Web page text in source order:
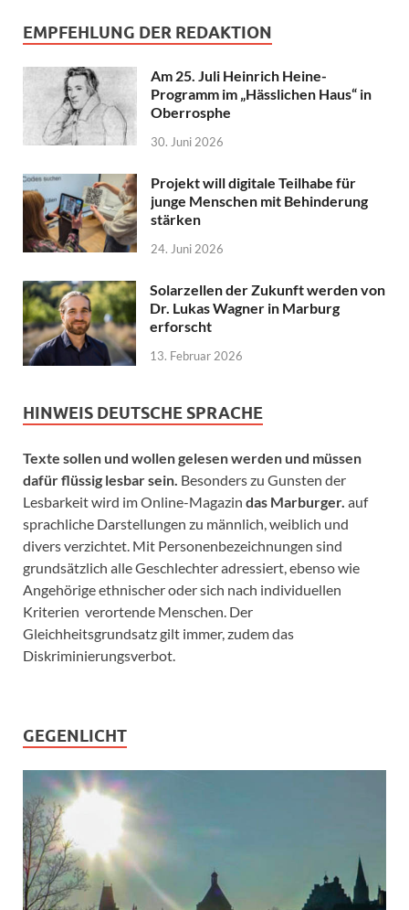
EMPFEHLUNG DER REDAKTION
Am 25. Juli Heinrich Heine-
Programm im „Hässlichen Haus“ in
Oberrosphe
30. Juni 2026
Projekt will digitale Teilhabe für
junge Menschen mit Behinderung
stärken
24. Juni 2026
Solarzellen der Zukunft werden von
Dr. Lukas Wagner in Marburg
erforscht
13. Februar 2026
HINWEIS DEUTSCHE SPRACHE
Texte sollen und wollen gelesen werden und müssen
dafür flüssig lesbar sein. Besonders zu Gunsten der
Lesbarkeit wird im Online-Magazin das Marburger. auf
sprachliche Darstellungen zu männlich, weiblich und
divers verzichtet. Mit Personenbezeichnungen sind
grundsätzlich alle Geschlechter adressiert, ebenso wie
Angehörige ethnischer oder sich nach individuellen
Kriterien verortende Menschen. Der
Gleichheitsgrundsatz gilt immer, zudem das
Diskriminierungsverbot.
GEGENLICHT